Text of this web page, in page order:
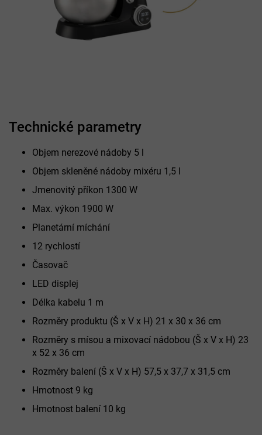
Technické parametry
Objem nerezové nádoby 5 l
Objem skleněné nádoby mixéru 1,5 l
Jmenovitý příkon 1300 W
Max. výkon 1900 W
Planetární míchání
12 rychlostí
Časovač
LED displej
Délka kabelu 1 m
Rozměry produktu (Š x V x H) 21 x 30 x 36 cm
Rozměry s mísou a mixovací nádobou (Š x V x H) 23
x 52 x 36 cm
Rozměry balení (Š x V x H) 57,5 x 37,7 x 31,5 cm
Hmotnost 9 kg
Hmotnost balení 10 kg